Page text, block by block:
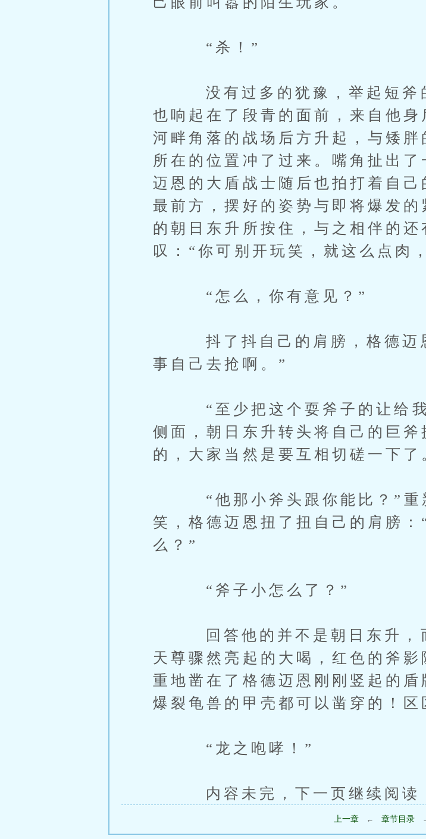
“杀！”
没有过多的犹豫，举起短斧的
也响起在了段青的面前，来自他
河畔角落的战场后方升起，与矮
所在的位置冲了过来。嘴角扯出
迈恩的大盾战士随后也拍打着自
最前方，摆好的姿势与即将爆发
的朝日东升所按住，与之相伴的
叹：“你可别开玩笑，就这么点肉
“怎么，你有意见？”
抖了抖自己的肩膀，格德迈恩
事自己去抢啊。”
“至少把这个耍斧子的让给我
侧面，朝日东升转头将自己的巨
的，大家当然是要互相切磋一下了
“他那小斧头跟你能比？”重新
笑，格德迈恩扭了扭自己的肩膀
么？”
“斧子小怎么了？”
回答他的并不是朝日东升，而
天尊骤然亮起的大喝，红色的斧
重地凿在了格德迈恩刚刚竖起的
爆裂龟兽的甲壳都可以凿穿的！
“龙之咆哮！”
内容未完，下一页继续阅读
上一章 ← 章节目录